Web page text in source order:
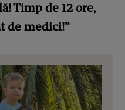
Timp de 12 ore,
de medici!”